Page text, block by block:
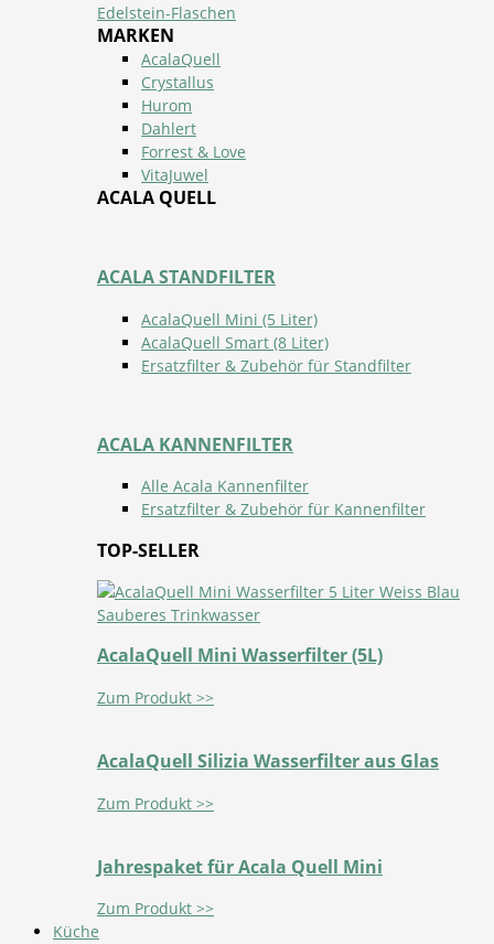
Edelstein-Flaschen
MARKEN
AcalaQuell
Crystallus
Hurom
Dahlert
Forrest & Love
VitaJuwel
ACALA QUELL
ACALA STANDFILTER
AcalaQuell Mini (5 Liter)
AcalaQuell Smart (8 Liter)
Ersatzfilter & Zubehör für Standfilter
ACALA KANNENFILTER
Alle Acala Kannenfilter
Ersatzfilter & Zubehör für Kannenfilter
TOP-SELLER
AcalaQuell Mini Wasserfilter (5L)
Zum Produkt >>
AcalaQuell Silizia Wasserfilter aus Glas
Zum Produkt >>
Jahrespaket für Acala Quell Mini
Zum Produkt >>
Küche